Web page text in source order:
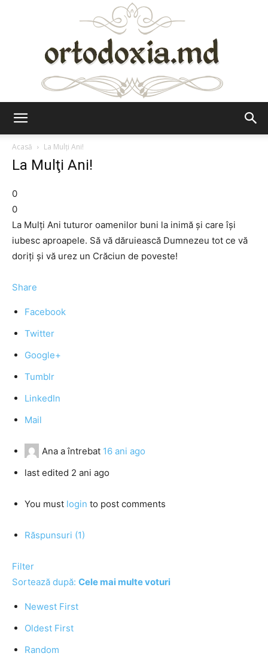
Acasă
La Mulţi Ani!
La Mulţi Ani!
0
0
La Mulţi Ani tuturor oamenilor buni la inimă şi care îşi
iubesc aproapele. Să vă dăruiească Dumnezeu tot ce vă
doriţi şi vă urez un Crăciun de poveste!
Share
Facebook
Twitter
Google+
Tumblr
LinkedIn
Mail
Ana a întrebat 16 ani ago
last edited 2 ani ago
You must login to post comments
Răspunsuri (1)
Filter
Sortează după: Cele mai multe voturi
Newest First
Oldest First
Random